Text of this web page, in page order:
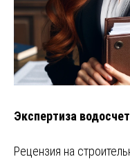
Экспертиза
Рецензия на